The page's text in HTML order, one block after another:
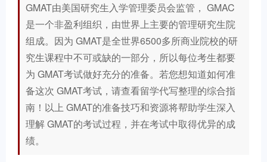
GMAT由美国研究生入学管理委员会监管， GMAC
是一个非盈利组织，由世界上主要的管理研究生院
组成。因为 GMAT是全世界6500多所商业院校的研
究生课程中不可或缺的一部分，所以每位考生都要
为 GMAT考试做好充分的准备。若您想知道如何准
备这次 GMAT考试，请查看留学代写整理的综合指
南！以上 GMAT的准备技巧和资源将帮助学生深入
理解 GMAT的考试过程，并在考试中取得优异的成
绩。